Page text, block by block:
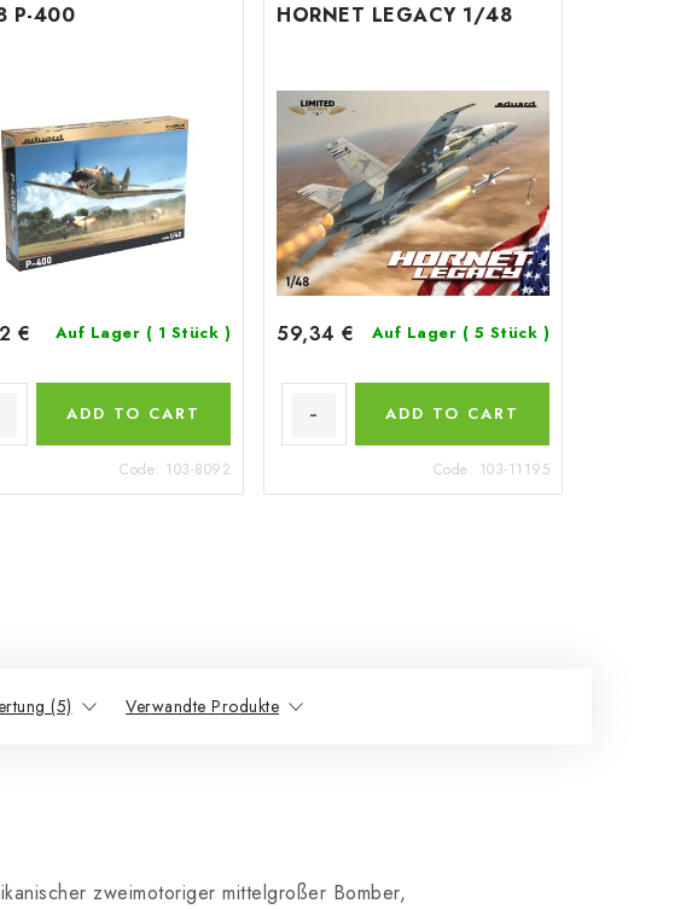
P-400
€ Auf Lager ( 1 Stück )
ADD TO CART
Code: 103-8092
HORNET LEGACY 1/48
59,34 € Auf Lager ( 5 Stück )
ADD TO CART
Code: 103-11195
(5) Verwandte Produkte
zweimotoriger mittelgroßer Bomber,